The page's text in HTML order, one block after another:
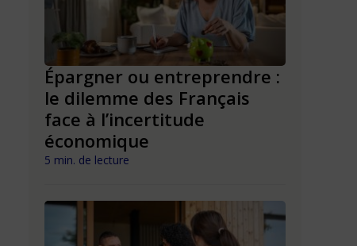
Épargner ou entreprendre :
le dilemme des Français
face à l’incertitude
économique
5 min. de lecture